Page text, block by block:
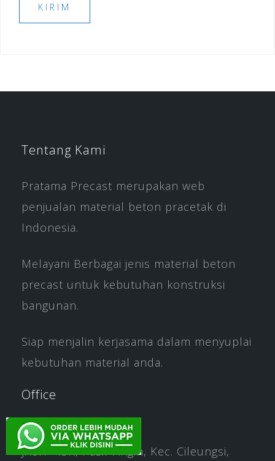
Tentang Kami
Pratama Precast merupakan web
penjualan material beton pracetak di
Indonesia.
Melayani Berbagai jenis material beton
precast untuk kebutuhan konstruksi
bangunan.
Siap menjalin kerjasama dalam menyuplai
kebutuhan material anda.
Office
JX8H+45R, Pasir Angin, Kec. Cileungsi,